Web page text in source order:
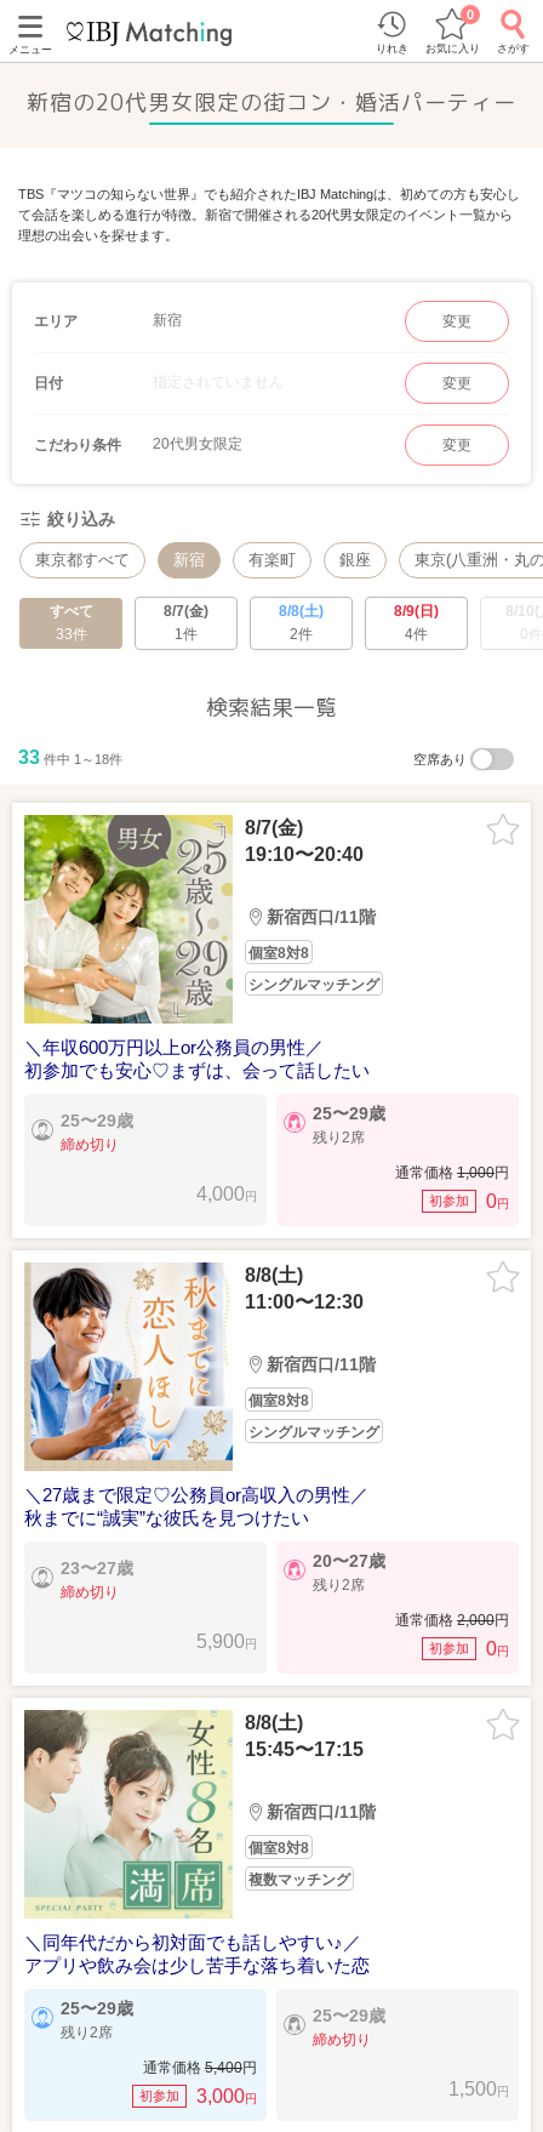
メニュー りれき お気に入り
0
さがす
新宿の20代男女限定の街コン・婚活パーティー
TBS『マツコの知らない世界』でも紹介されたIBJ Matchingは、初めての方も安心し
て会話を楽しめる進行が特徴。新宿で開催される20代男女限定のイベント一覧から
理想の出会いを探せます。
エリア 新宿 変更
日付 指定されていません 変更
こだわり条件 20代男女限定 変更
絞り込み
東京都すべて 新宿 有楽町 銀座 東京(八重洲・丸
すべて
33件
8/7(金)
1件
8/8(土)
2件
8/9(日)
4件
8/10(
0件
検索結果一覧
33 件中 1～18件 空席あり
8/7(金)
19:10〜20:40
新宿西口/11階
個室8対8
シングルマッチング
＼年収600万円以上or公務員の男性／
初参加でも安心♡まずは、会って話したい
25〜29歳
締め切り
4,000円
25〜29歳
残り2席
通常価格 1,000円
初参加 0円
8/8(土)
11:00〜12:30
新宿西口/11階
個室8対8
シングルマッチング
＼27歳まで限定♡公務員or高収入の男性／
秋までに“誠実”な彼氏を見つけたい
23〜27歳
締め切り
5,900円
20〜27歳
残り2席
通常価格 2,000円
初参加 0円
8/8(土)
15:45〜17:15
新宿西口/11階
個室8対8
複数マッチング
＼同年代だから初対面でも話しやすい♪／
アプリや飲み会は少し苦手な落ち着いた恋
25〜29歳
残り2席
通常価格 5,400円
初参加 3,000円
25〜29歳
締め切り
1,500円